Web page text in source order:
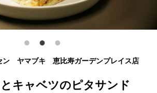
ン ヤマブキ 恵比寿ガーデンプレイス店
キャベツのピタサンド